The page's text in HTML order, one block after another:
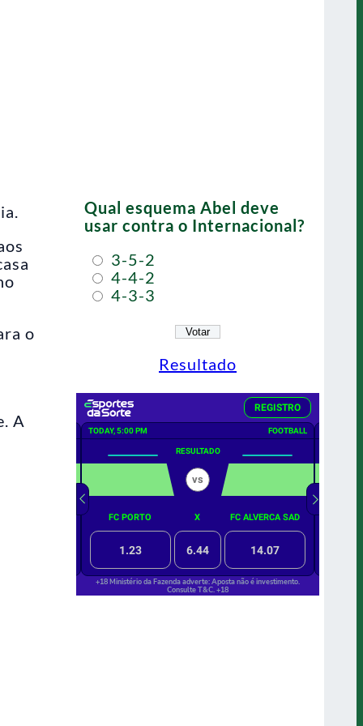
o
A
Qual esquema Abel deve
usar contra o Internacional?
3-5-2
4-4-2
4-3-3
Resultado